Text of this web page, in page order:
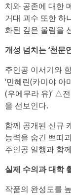
치와 공존에 대한
거대 괴수 또한 하
화된 깊은 울림을
개성 넘치는 ‘천문
주인공 이서기와
‘민혜린(카미야 아
(우에무라 유)’ △
을 선보인다.
함께 공개된 신규
능력을 숨긴 쁘띠
주인공 일행과 함
실제 수의과 대학
작품의 완성도를